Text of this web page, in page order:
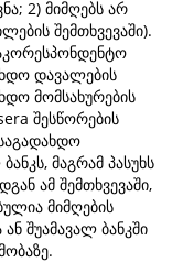
2) მიმღებს არ
შემთხვევაში).
დავალების
მომსახურების
შესწორების
მაგრამ პასუხს
ამ შემთხვევაში,
მიმღების
შუამავალ ბანკში